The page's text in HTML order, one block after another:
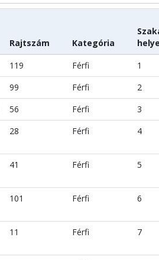
Rajtszám Kategória
119 Férfi
1
99 Férfi
2
56 Férfi
3
28 Férfi 4
41 Férfi 5
101 Férfi 6
11 Férfi 7